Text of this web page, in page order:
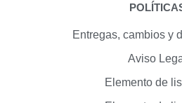
Entregas, cambios y
Aviso
Elemento de